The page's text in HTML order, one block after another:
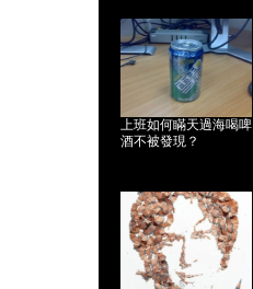
上班如何瞞天過海喝啤
酒不被發現？